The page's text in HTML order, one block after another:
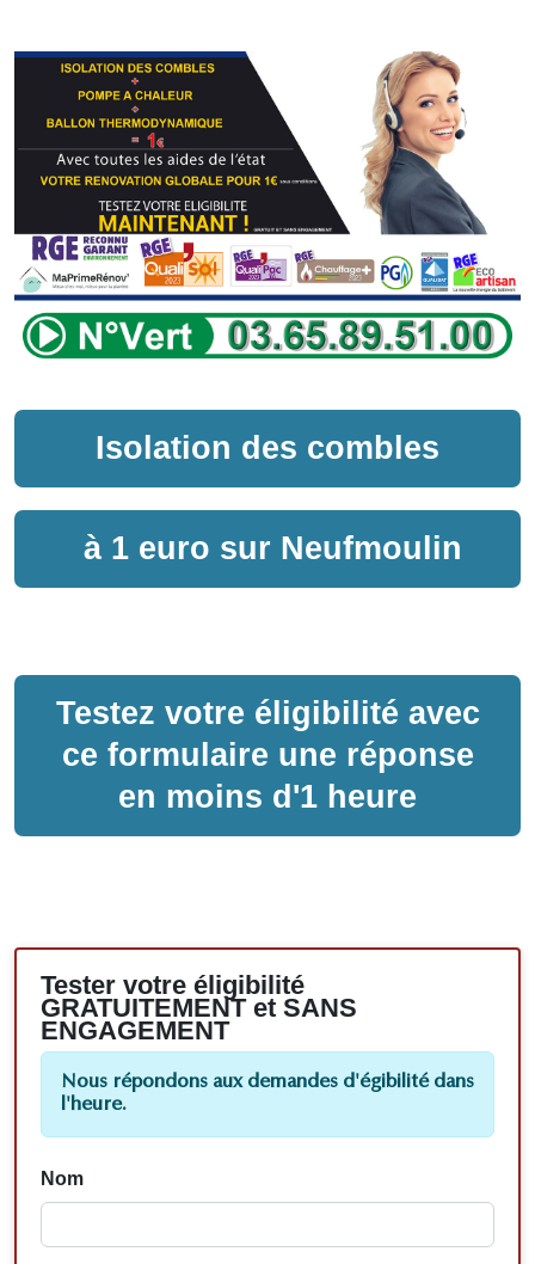
Isolation des combles
à 1 euro sur Neufmoulin
Testez votre éligibilité avec
ce formulaire une réponse
en moins d'1 heure
Tester votre éligibilité
GRATUITEMENT et SANS
ENGAGEMENT
Nous répondons aux demandes d'égibilité dans
l'heure.
Nom